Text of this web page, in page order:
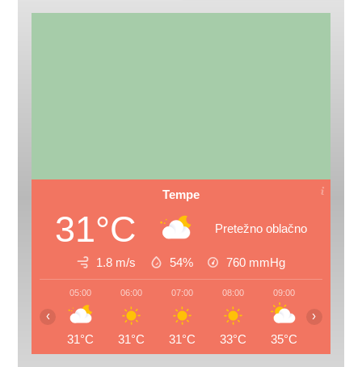
Tempe
31°C Pretežno oblačno
1.8 m/s 54% 760 mmHg
05:00
31°C
06:00
31°C
07:00
31°C
08:00
33°C
09:00
35°C
‹ ›